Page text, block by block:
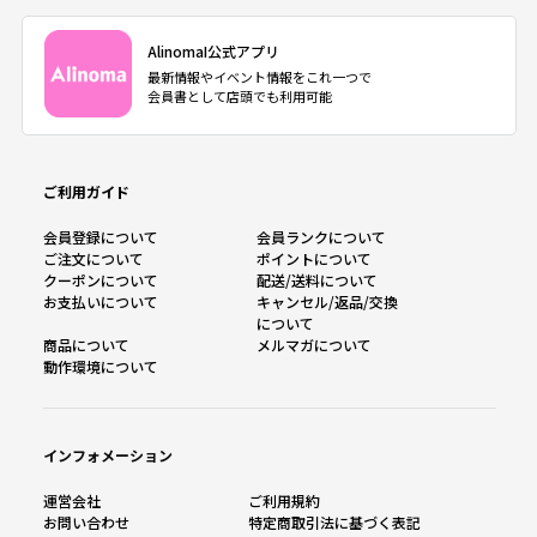
AlinomaI公式アプリ
最新情報やイベント情報をこれ一つで
会員書として店頭でも利用可能
ご利用ガイド
会員登録について
会員ランクについて
ご注文について
ポイントについて
クーポンについて
配送/送料について
お支払いについて
キャンセル/返品/交換
について
商品について
メルマガについて
動作環境について
インフォメーション
運営会社
ご利用規約
お問い合わせ
特定商取引法に基づく表記